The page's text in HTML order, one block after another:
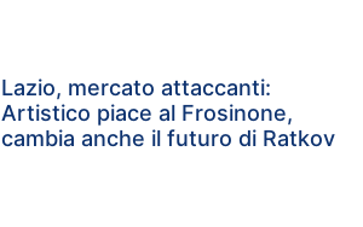
Lazio, mercato attaccanti:
Artistico piace al Frosinone,
cambia anche il futuro di Ratkov